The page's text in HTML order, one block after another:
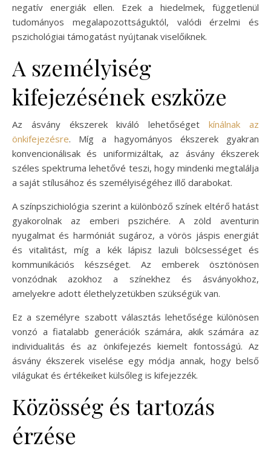
negatív energiák ellen. Ezek a hiedelmek, függetlenül
tudományos megalapozottságuktól, valódi érzelmi és
pszichológiai támogatást nyújtanak viselőiknek.
A személyiség
kifejezésének eszköze
Az ásvány ékszerek kiváló lehetőségetkínálnak az
önkifejezésre. Míg a hagyományos ékszerek gyakran
konvencionálisak és uniformizáltak, az ásvány ékszerek
széles spektruma lehetővé teszi, hogy mindenki megtalálja
a saját stílusához és személyiségéhez illő darabokat.
A színpszichiológia szerint a különböző színek eltérő hatást
gyakorolnak az emberi pszichére. A zöld aventurin
nyugalmat és harmóniát sugároz, a vörös jáspis energiát
és vitalitást, míg a kék lápisz lazuli bölcsességet és
kommunikációs készséget. Az emberek ösztönösen
vonzódnak azokhoz a színekhez és ásványokhoz,
amelyekre adott élethelyzetükben szükségük van.
Ez a személyre szabott választás lehetősége különösen
vonzó a fiatalabb generációk számára, akik számára az
individualitás és az önkifejezés kiemelt fontosságú. Az
ásvány ékszerek viselése egy módja annak, hogy belső
világukat és értékeiket külsőleg is kifejezzék.
Közösség és tartozás
érzése